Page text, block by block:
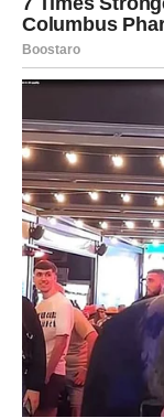
Važno je da
svoje finansije
Ljubav –
jasnoću
Na polju ljubavi
Vi ste znak koji
razume drugu
ponekad možete
U prethodnom
zaista razume
kakav ste želeli.